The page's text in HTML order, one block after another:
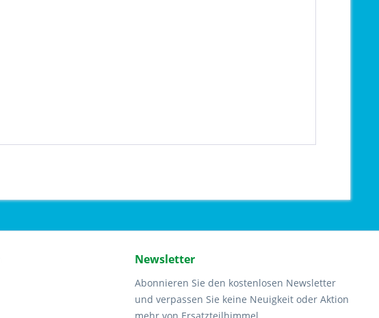
Newsletter
Abonnieren Sie den kostenlosen Newsletter
und verpassen Sie keine Neuigkeit oder Aktion